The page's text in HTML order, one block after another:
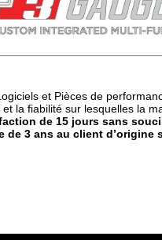
et Pièces de
la fiabilité sur lesquelles la
de 15 jours sans
de 3 ans au client d’origine